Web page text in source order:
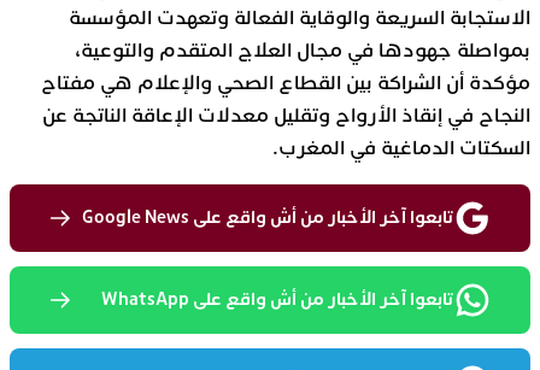
الاستجابة السريعة والوقاية الفعالة وتعهدت المؤسسة
بمواصلة جهودها في مجال العلاج المتقدم والتوعية،
مؤكدة أن الشراكة بين القطاع الصحي والإعلام هي مفتاح
النجاح في إنقاذ الأرواح وتقليل معدلات الإعاقة الناتجة عن
السكتات الدماغية في المغرب.
تابعوا آخر الأخبار من أش واقع على Google News
تابعوا آخر الأخبار من أش واقع على WhatsApp